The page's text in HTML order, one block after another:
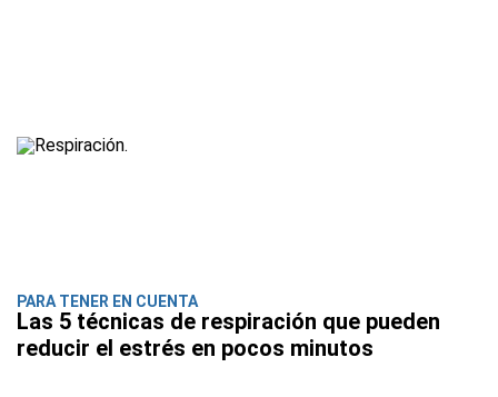
PARA TENER EN CUENTA
Las 5 técnicas de respiración que pueden
reducir el estrés en pocos minutos